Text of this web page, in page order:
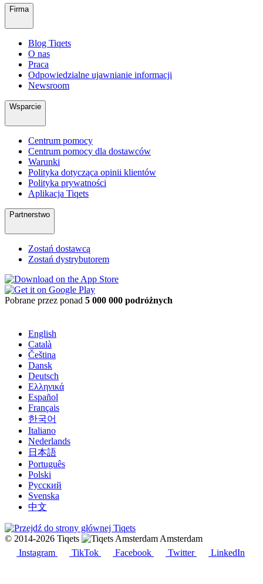
Firma
Blog Tiqets
O nas
Praca
Odpowiedzialne ujawnianie informacji
Newsroom
Wsparcie
Centrum pomocy
Centrum pomocy dla dostawców
Warunki
Polityka dotycząca opinii klientów
Polityka prywatności
Aplikacja Tiqets
Partnerstwo
Zostań dostawcą
Zostań dystrybutorem
Pobrane przez ponad 5 000 000 podróżnych
English
Català
Čeština
Dansk
Deutsch
Ελληνικά
Español
Français
한국어
Italiano
Nederlands
日本語
Português
Polski
Русский
Svenska
中文
© 2014-2026 Tiqets
Amsterdam
Instagram
TikTok Facebook Twitter LinkedIn